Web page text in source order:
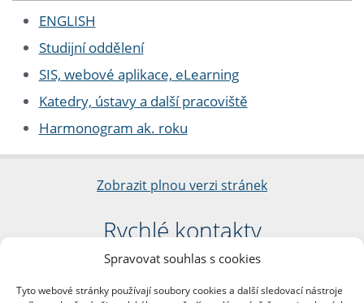
Spravovat souhlas s cookies
Tyto webové stránky používají soubory cookies a další sledovací nástroje
ENGLISH
Studijní oddělení
SIS, webové aplikace, eLearning
Katedry, ústavy a další pracoviště
Harmonogram ak. roku
Zobrazit plnou verzi stránek
Rychlé kontakty
Filozofická fakulta
nám. Jana Palacha 1/2